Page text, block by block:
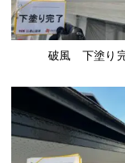
破風 下塗り